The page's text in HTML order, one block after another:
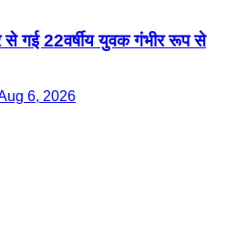
से गई 22वर्षीय युवक गंभीर रूप से
6, 2026